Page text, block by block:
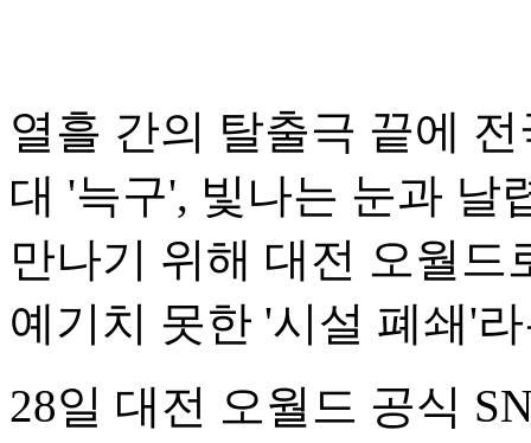
열흘 간의 탈출극 끝에
대 '늑구', 빛나는 눈과 날
만나기 위해 대전 오월
예기치 못한 '시설 폐쇄'
28일 대전 오월드 공식